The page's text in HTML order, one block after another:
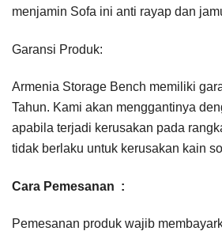
menjamin Sofa ini anti rayap dan
Garansi Produk:
Armenia Storage Bench memiliki
Tahun. Kami akan menggantinya
apabila terjadi kerusakan pada
tidak berlaku untuk kerusakan kain
Cara Pemesanan :
Pemesanan produk wajib